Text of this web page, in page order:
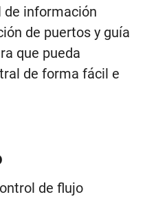
de información
de puertos y guía
que pueda
de forma fácil e
de flujo